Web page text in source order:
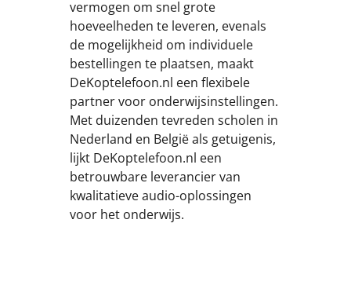
vermogen om snel grote
hoeveelheden te leveren, evenals
de mogelijkheid om individuele
bestellingen te plaatsen, maakt
DeKoptelefoon.nl een flexibele
partner voor onderwijsinstellingen.
Met duizenden tevreden scholen in
Nederland en België als getuigenis,
lijkt DeKoptelefoon.nl een
betrouwbare leverancier van
kwalitatieve audio-oplossingen
voor het onderwijs.